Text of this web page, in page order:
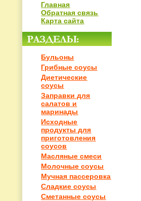
Главная
Обратная связь
Карта сайта
Бульоны
Грибные соусы
Диетические
соусы
Заправки для
салатов и
маринады
Исходные
продукты для
приготовления
соусов
Масляные смеси
Молочные соусы
Мучная пассеровка
Сладкие соусы
Сметанные соусы